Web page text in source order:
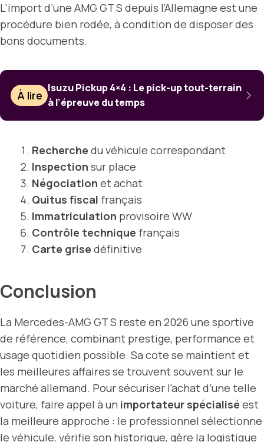
L’import d’une AMG GT S depuis l’Allemagne est une
procédure bien rodée, à condition de disposer des
bons documents.
À lire
Isuzu Pickup 4×4 : Le pick-up tout-terrain
à l’épreuve du temps
Recherche du véhicule correspondant
Inspection sur place
Négociation et achat
Quitus fiscal français
Immatriculation provisoire WW
Contrôle technique français
Carte grise définitive
Conclusion
La Mercedes-AMG GT S reste en 2026 une sportive
de référence, combinant prestige, performance et
usage quotidien possible. Sa cote se maintient et
les meilleures affaires se trouvent souvent sur le
marché allemand. Pour sécuriser l’achat d’une telle
voiture, faire appel à un importateur spécialisé est
la meilleure approche : le professionnel sélectionne
le véhicule, vérifie son historique, gère la logistique